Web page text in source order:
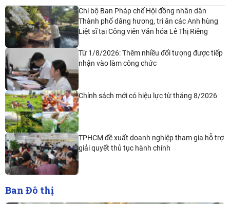
Chi bộ Ban Pháp chế Hội đồng nhân dân
Thành phố dâng hương, tri ân các Anh hùng
Liệt sĩ tại Công viên Văn hóa Lê Thị Riêng
Từ 1/8/2026: Thêm nhiều đối tượng được tiếp
nhận vào làm công chức
Chính sách mới có hiệu lực từ tháng 8/2026
TPHCM đề xuất doanh nghiệp tham gia hỗ trợ
giải quyết thủ tục hành chính
Ban Đô thị